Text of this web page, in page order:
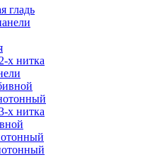
гладь
х нитка
х нитка